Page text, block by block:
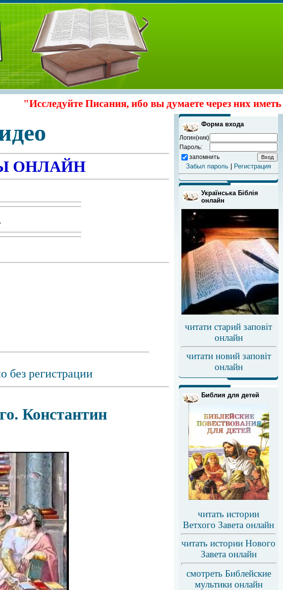
Писания, ибо вы думаете через них иметь жизнь
ОНЛАЙН
без регистрации
Константин
Форма входа
Логин(ник)
Пароль:
запомнить
Забыл пароль Регистрация
Українська Біблія
онлайн
читати старий заповіт
онлайн
читати новий заповіт
онлайн
Библия для детей
читать истории
Ветхого Завета онлайн
читать истории Нового
Завета онлайн
смотреть Библейские
мультики онлайн